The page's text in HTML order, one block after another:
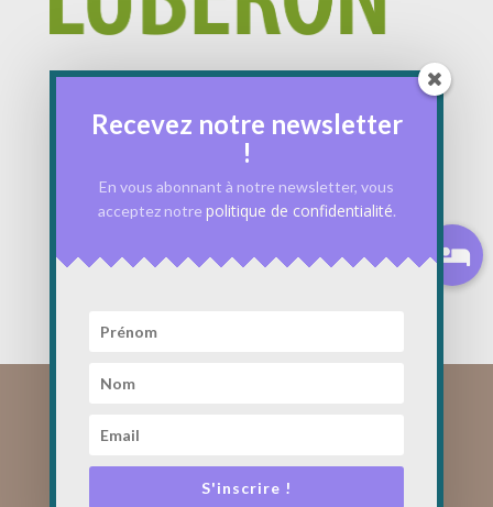
CGV
Recevez notre newsletter
!
En vous abonnant à notre newsletter, vous
acceptez notre politique de confidentialité.
S'inscrire !